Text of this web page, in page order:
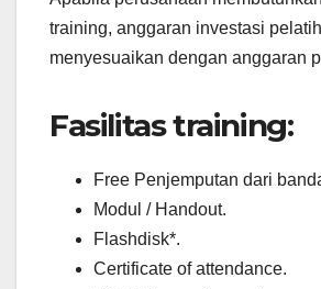
training, anggaran investasi
menyesuaikan dengan anggaran
Fasilitas training:
Free Penjemputan dari
Modul / Handout.
Flashdisk*.
Certificate of attendance.